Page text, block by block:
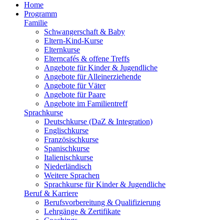
Home
Programm
Familie
Schwangerschaft & Baby
Eltern-Kind-Kurse
Elternkurse
Elterncafés & offene Treffs
Angebote für Kinder & Jugendliche
Angebote für Alleinerziehende
Angebote für Väter
Angebote für Paare
Angebote im Familientreff
Sprachkurse
Deutschkurse (DaZ & Integration)
Englischkurse
Französischkurse
Spanischkurse
Italienischkurse
Niederländisch
Weitere Sprachen
Sprachkurse für Kinder & Jugendliche
Beruf & Karriere
Berufsvorbereitung & Qualifizierung
Lehrgänge & Zertifikate